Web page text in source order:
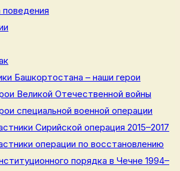
поведения
Башкортостана – наши герои
Великой Отечественной войны
специальной военной операции
Сирийской операция 2015–2017
операции по восстановлению
порядка в Чечне 1994–